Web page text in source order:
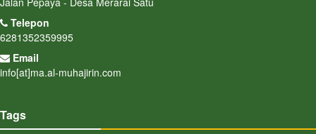
Telepon
6281352359995
Email
info[at]ma.al-muhajirin.com
Tags